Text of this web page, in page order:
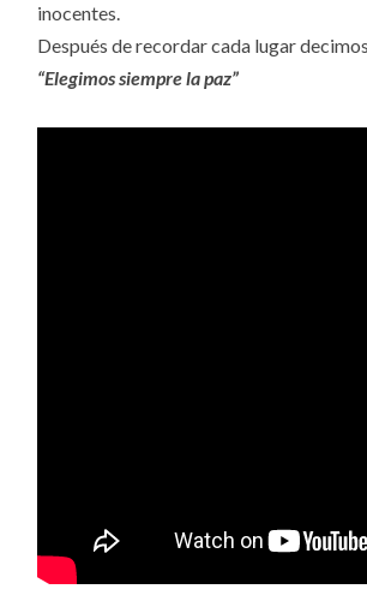
inocentes.
Después de recordar cada lugar
“Elegimos siempre la paz”